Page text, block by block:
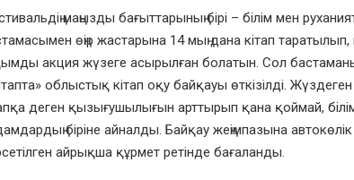
маңызды бағыттарының бірі – білім мен
өңір жастарына 14 мың дана кітап
акция жүзеге асырылған болатын. Сол
облыстық кітап оқу байқауы өткізілді.
деген қызығушылығын арттырып қана қоймай,
біріне айналды. Байқау жеңімпазына
айрықша құрмет ретінде бағаланды.